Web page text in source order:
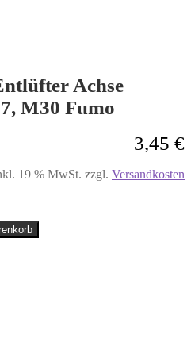
Achse
M30 Fumo
3,45 €
19 % MwSt. zzgl. Versandkosten